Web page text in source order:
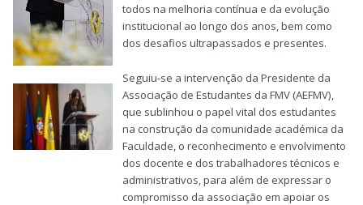
todos na melhoria contínua e da evolução
institucional ao longo dos anos, bem como
dos desafios ultrapassados e presentes.
Seguiu-se a intervenção da Presidente da
Associação de Estudantes da FMV (AEFMV),
que sublinhou o papel vital dos estudantes
na construção da comunidade académica da
Faculdade, o reconhecimento e envolvimento
dos docente e dos trabalhadores técnicos e
administrativos, para além de expressar o
compromisso da associação em apoiar os